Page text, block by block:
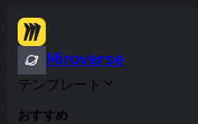
Miroverse
テンプレート
おすすめ